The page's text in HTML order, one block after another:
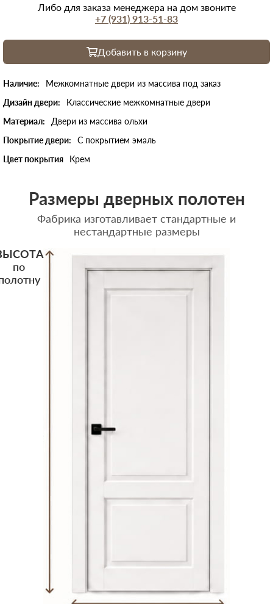
Добавить в корзину
Наличие:
Межкомнатные двери из массива под заказ
Дизайн двери:
Классические межкомнатные двери
Материал:
Двери из массива ольхи
Покрытие двери:
С покрытием эмаль
Цвет покрытия
Крем
Либо для заказа менеджера на дом звоните
+7 (931) 913-51-83
Размеры дверных полотен
Фабрика изготавливает стандартные и
нестандартные размеры
по